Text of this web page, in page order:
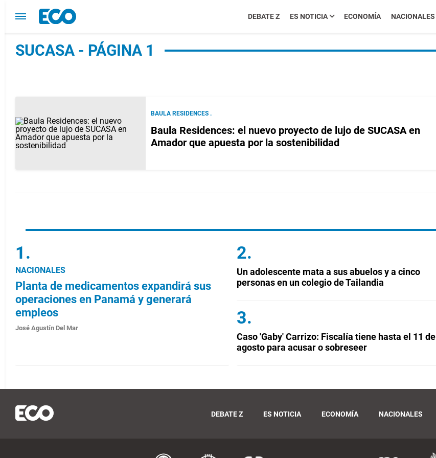
DEBATE Z ES NOTICIA ECONOMÍA NACIONALES
SUCASA - PÁGINA 1
BAULA RESIDENCES .
Baula Residences: el nuevo proyecto de lujo de SUCASA en
Amador que apuesta por la sostenibilidad
NACIONALES
Planta de medicamentos expandirá sus
operaciones en Panamá y generará
empleos
José Agustín Del Mar
Un adolescente mata a sus abuelos y a cinco
personas en un colegio de Tailandia
Caso 'Gaby' Carrizo: Fiscalía tiene hasta el 11 de
agosto para acusar o sobreseer
DEBATE Z ES NOTICIA ECONOMÍA NACIONALES